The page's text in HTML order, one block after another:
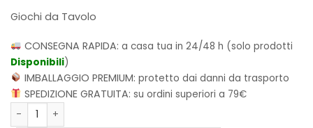
Giochi da Tavolo
CONSEGNA RAPIDA:a casa tua in 24/48 h (solo prodotti
Disponibili)
IMBALLAGGIO PREMIUM:protetto dai danni da trasporto
SPEDIZIONE GRATUITA:su ordini superiori a 79€
My Puzzle Adventure - Nella Terra del Sole quantità